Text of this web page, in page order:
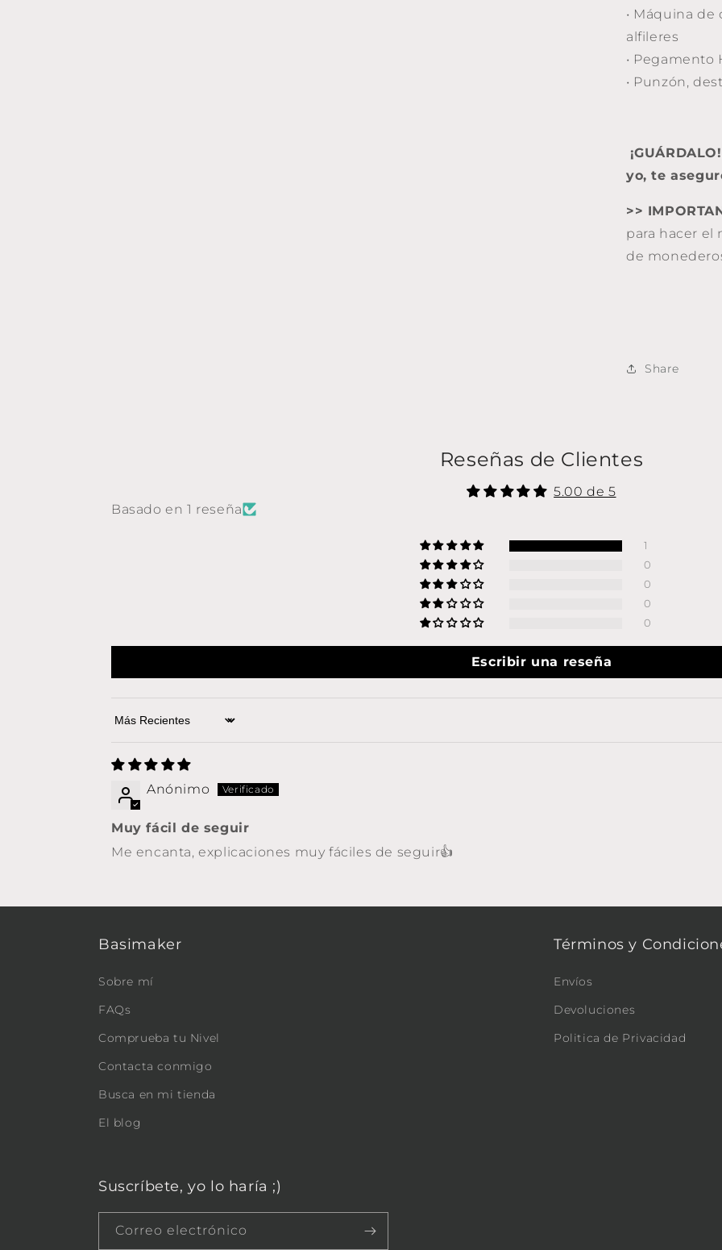
• Máquina de
alfileres
• Pegamento
• Punzón,
yo, te
>>
para hacer el
de
Share
Reseñas de Clientes
5.00 de 5
Basado en 1 reseña
1
0
0
0
0
Escribir una reseña
Sort by
Anónimo
Muy fácil de seguir
Me encanta, explicaciones muy fáciles de seguir👍
Basimaker
Sobre mí
FAQs
Comprueba tu Nivel
Contacta conmigo
Busca en mi tienda
El blog
Términos y
Envíos
Devoluciones
Politica de Privacidad
Suscríbete, yo lo haría ;)
Correo electrónico